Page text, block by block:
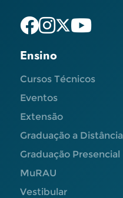
Ensino
Cursos Técnicos
Eventos
Extensão
Graduação a Distância
Graduação Presencial
MuRAU
Vestibular